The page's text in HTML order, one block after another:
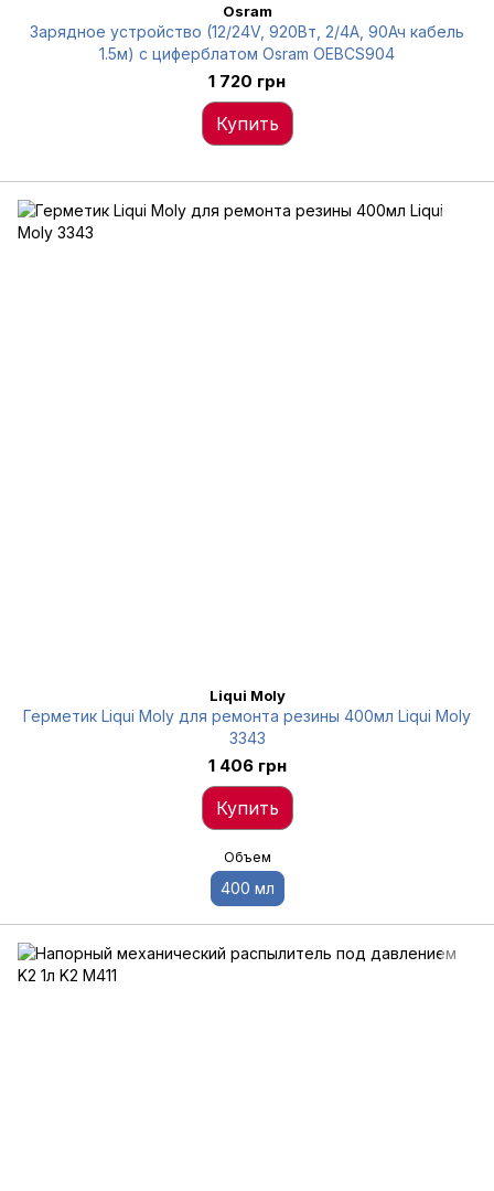
Osram
Зарядное устройство (12/24V, 920Вт, 2/4А, 90Ач кабель
1.5м) с циферблатом Osram OEBCS904
1 720 грн
Купить
Liqui Moly
Герметик Liqui Moly для ремонта резины 400мл Liqui Moly
3343
1 406 грн
Купить
Объем
400 мл